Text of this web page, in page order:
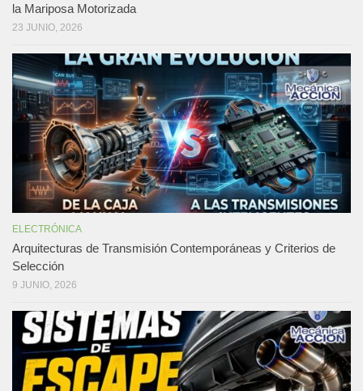
la Mariposa Motorizada
23 JUNIO, 2026
ELECTRÓNICA
Arquitecturas de Transmisión Contemporáneas y Criterios de
Selección
9 JUNIO, 2026